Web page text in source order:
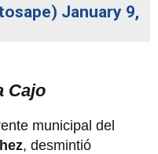
January 9,
Cajo
municipal del
, desmintió